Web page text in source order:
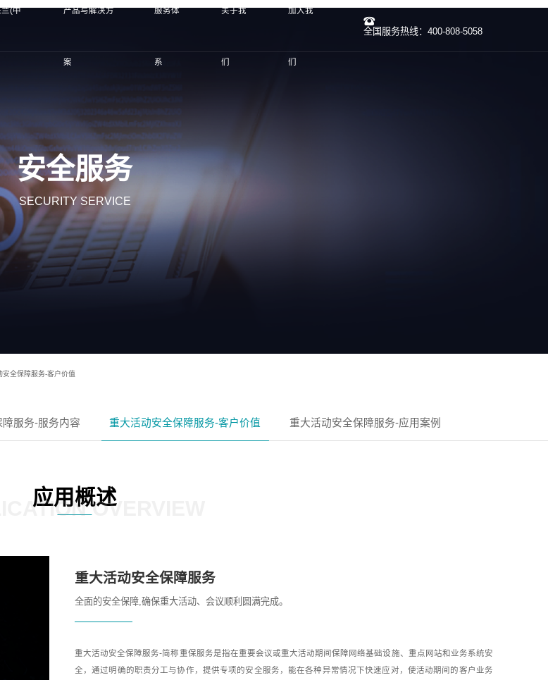
(中 产品与解决方
案
服务体
系
关于我
们
加入我
们
全国服务热线：400-808-5058
安全服务
SECURITY SERVICE
安全保障服务-客户价值
服务-服务内容 重大活动安全保障服务-客户价值 重大活动安全保障服务-应用案例
应用概述OVERVIEW
重大活动安全保障服务
全面的安全保障,确保重大活动、会议顺利圆满完成。
重大活动安全保障服务-简称重保服务是指在重要会议或重大活动期间保障网络基础设施、重点网站和业务系统安
全，通过明确的职责分工与协作，提供专项的安全服务，能在各种异常情况下快速应对，使活动期间的客户业务